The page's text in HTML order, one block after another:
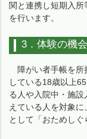
関と連携し短期入
を行います。
3．体験の機
障がい者手帳を所
している18歳以上
る人や入院中・施
えている人を対象
として「おためしぐ